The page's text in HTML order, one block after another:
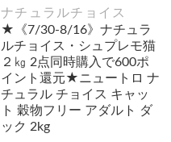
ナチュラルチョイス
★《7/30-8/16》ナチュラ
ルチョイス・シュプレモ猫
２㎏ 2点同時購入で600ポ
イント還元★ニュートロ ナ
チュラル チョイス キャッ
ト 穀物フリー アダルト ダ
ック 2kg